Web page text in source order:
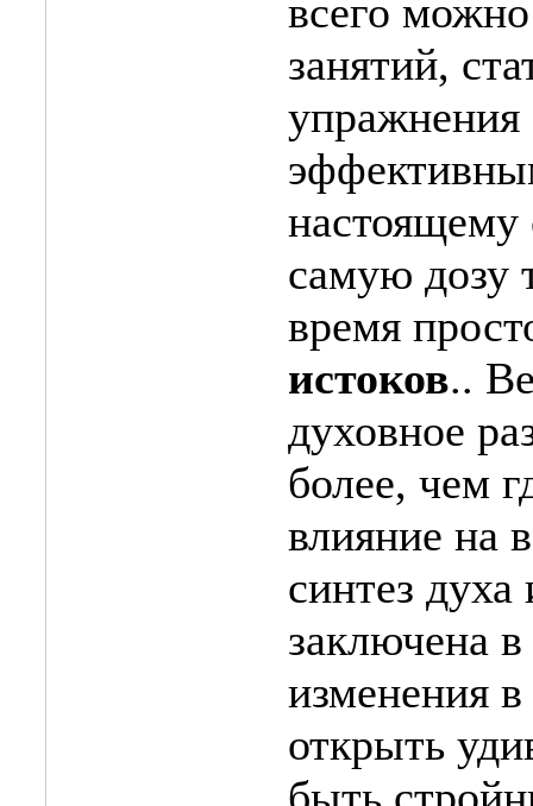
всего
занятий,
настоящему
самую дозу
время
истоков..
духовное
более, чем
влияние на
синтез
заключена
изменения
открыть